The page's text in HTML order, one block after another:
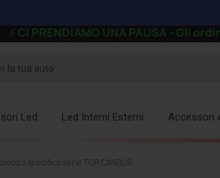
UNA PAUSA - Gli ordini
Led Led Interni Esterni Accessori
3 specifico serie TOP CANBUS